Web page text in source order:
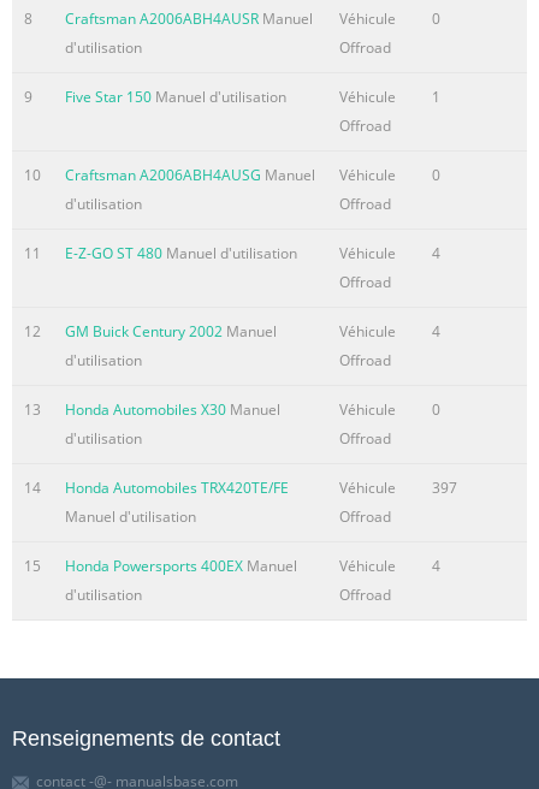
8 Craftsman A2006ABH4AUSR Manuel
d'utilisation
Véhicule
Offroad
0
9 Five Star 150 Manuel d'utilisation
Véhicule
Offroad
1
10 Craftsman A2006ABH4AUSG Manuel
d'utilisation
Véhicule
Offroad
0
11 E-Z-GO ST 480 Manuel d'utilisation
Véhicule
Offroad
4
12 GM Buick Century 2002 Manuel
d'utilisation
Véhicule
Offroad
4
13 Honda Automobiles X30 Manuel
d'utilisation
Véhicule
Offroad
0
14
Honda Automobiles TRX420TE/FE
Manuel d'utilisation
Véhicule
Offroad
397
15 Honda Powersports 400EX Manuel
d'utilisation
Véhicule
Offroad
4
Renseignements de contact
contact -@- manualsbase.com